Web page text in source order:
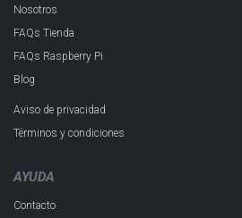
Nosotros
FAQs Tienda
FAQs Raspberry Pi
Blog
Aviso de privacidad
Términos y condiciones
AYUDA
Contacto